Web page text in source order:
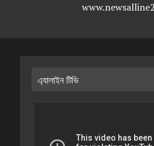
এ্যালাইন টিভি